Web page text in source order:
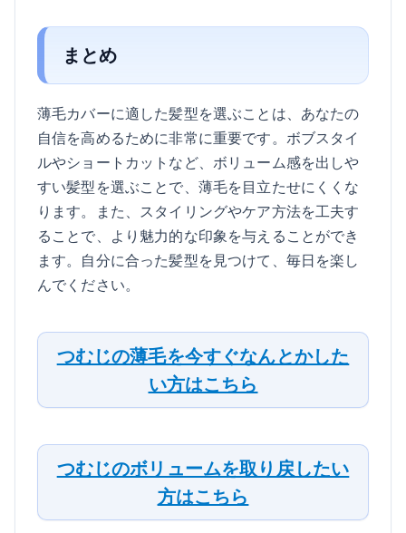
まとめ
薄毛カバーに適した髪型を選ぶことは、あなたの
自信を高めるために非常に重要です。ボブスタイ
ルやショートカットなど、ボリューム感を出しや
すい髪型を選ぶことで、薄毛を目立たせにくくな
ります。また、スタイリングやケア方法を工夫す
ることで、より魅力的な印象を与えることができ
ます。自分に合った髪型を見つけて、毎日を楽し
んでください。
つむじの薄毛を今すぐなんとかした
い方はこちら
つむじのボリュームを取り戻したい
方はこちら